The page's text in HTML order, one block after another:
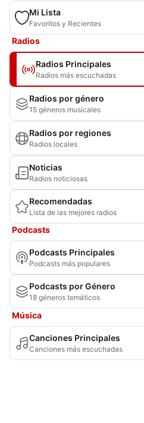
Mi Lista
Favoritos y Recientes
Radios
Radios Principales
Radios más escuchadas
Radios por género
15 géneros musicales
Radios por regiones
Radios locales
Noticias
Radios noticiosas
Recomendadas
Lista de las mejores radios
Podcasts
Podcasts Principales
Podcasts más populares
Podcasts por Género
18 géneros temáticos
Música
Canciones Principales
Canciones más escuchadas